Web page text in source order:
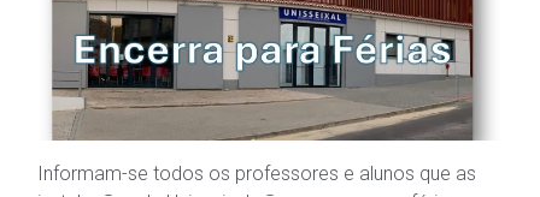
Informam-se todos os professores e alunos que as